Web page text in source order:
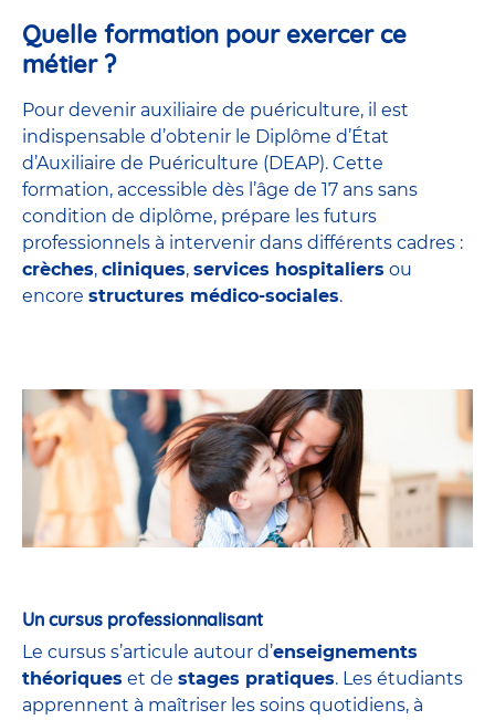
Quelle formation pour exercer ce
métier ?
Pour devenir auxiliaire de puériculture, il est
indispensable d’obtenir le Diplôme d’État
d’Auxiliaire de Puériculture (DEAP). Cette
formation, accessible dès l’âge de 17 ans sans
condition de diplôme, prépare les futurs
professionnels à intervenir dans différents cadres :
crèches, cliniques, services hospitaliers ou
encore structures médico-sociales.
Un cursus professionnalisant
Le cursus s’articule autour d’enseignements
théoriques et de stages pratiques. Les étudiants
apprennent à maîtriser les soins quotidiens, à